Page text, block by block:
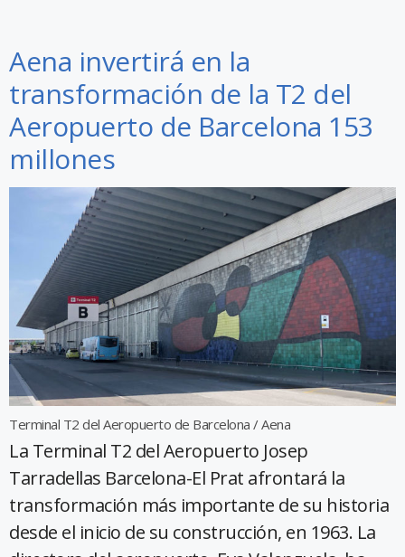
Aena invertirá en la
transformación de la T2 del
Aeropuerto de Barcelona 153
millones
Terminal T2 del Aeropuerto de Barcelona / Aena
La Terminal T2 del Aeropuerto Josep
Tarradellas Barcelona-El Prat afrontará la
transformación más importante de su historia
desde el inicio de su construcción, en 1963. La